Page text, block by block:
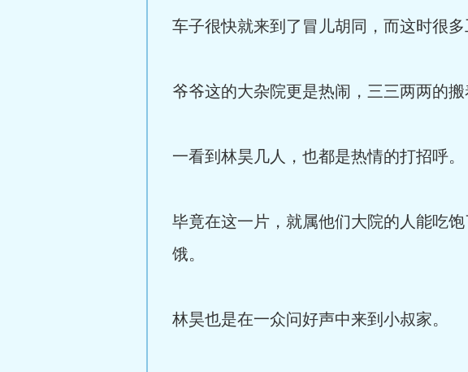
车子很快就来到了冒儿胡同，而这时很多
爷爷这的大杂院更是热闹，三三两两的搬
一看到林昊几人，也都是热情的打招呼。
毕竟在这一片，就属他们大院的人能吃
饿。
林昊也是在一众问好声中来到小叔家。